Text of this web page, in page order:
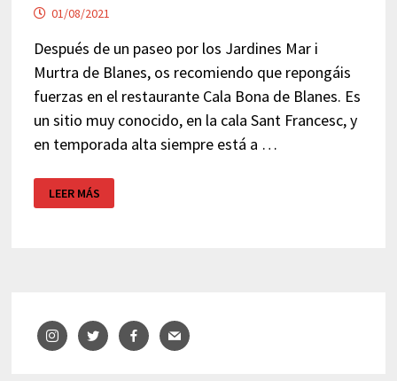
01/08/2021
Después de un paseo por los Jardines Mar i
Murtra de Blanes, os recomiendo que repongáis
fuerzas en el restaurante Cala Bona de Blanes. Es
un sitio muy conocido, en la cala Sant Francesc, y
en temporada alta siempre está a …
MARISCADA
CALA
BONA
LEER MÁS